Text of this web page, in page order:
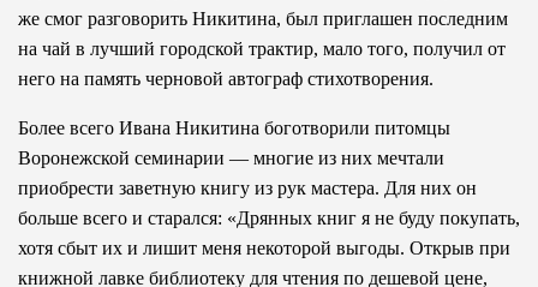
же смог разговорить Никитина, был приглашен последним
на чай в лучший городской трактир, мало того, получил от
него на память черновой автограф стихотворения.
Более всего Ивана Никитина боготворили питомцы
Воронежской семинарии — многие из них мечтали
приобрести заветную книгу из рук мастера. Для них он
больше всего и старался: «Дрянных книг я не буду покупать,
хотя сбыт их и лишит меня некоторой выгоды. Открыв при
книжной лавке библиотеку для чтения по дешевой цене,